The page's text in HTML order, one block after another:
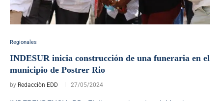
Regionales
INDESUR inicia construcción de una funeraria en el
municipio de Postrer Rio
by Redacciòn EDD 27/05/2024